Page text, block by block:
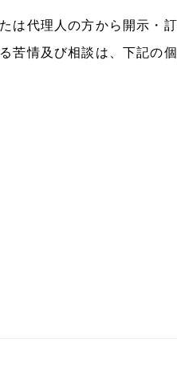
は代理人の方から開示・
苦情及び相談は、下記の